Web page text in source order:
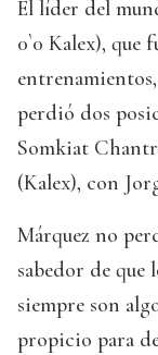
El líder del
0`0 Kalex), que
perdió dos
Somkiat
(Kalex), con
Márquez no
sabedor de
siempre son
propicio para